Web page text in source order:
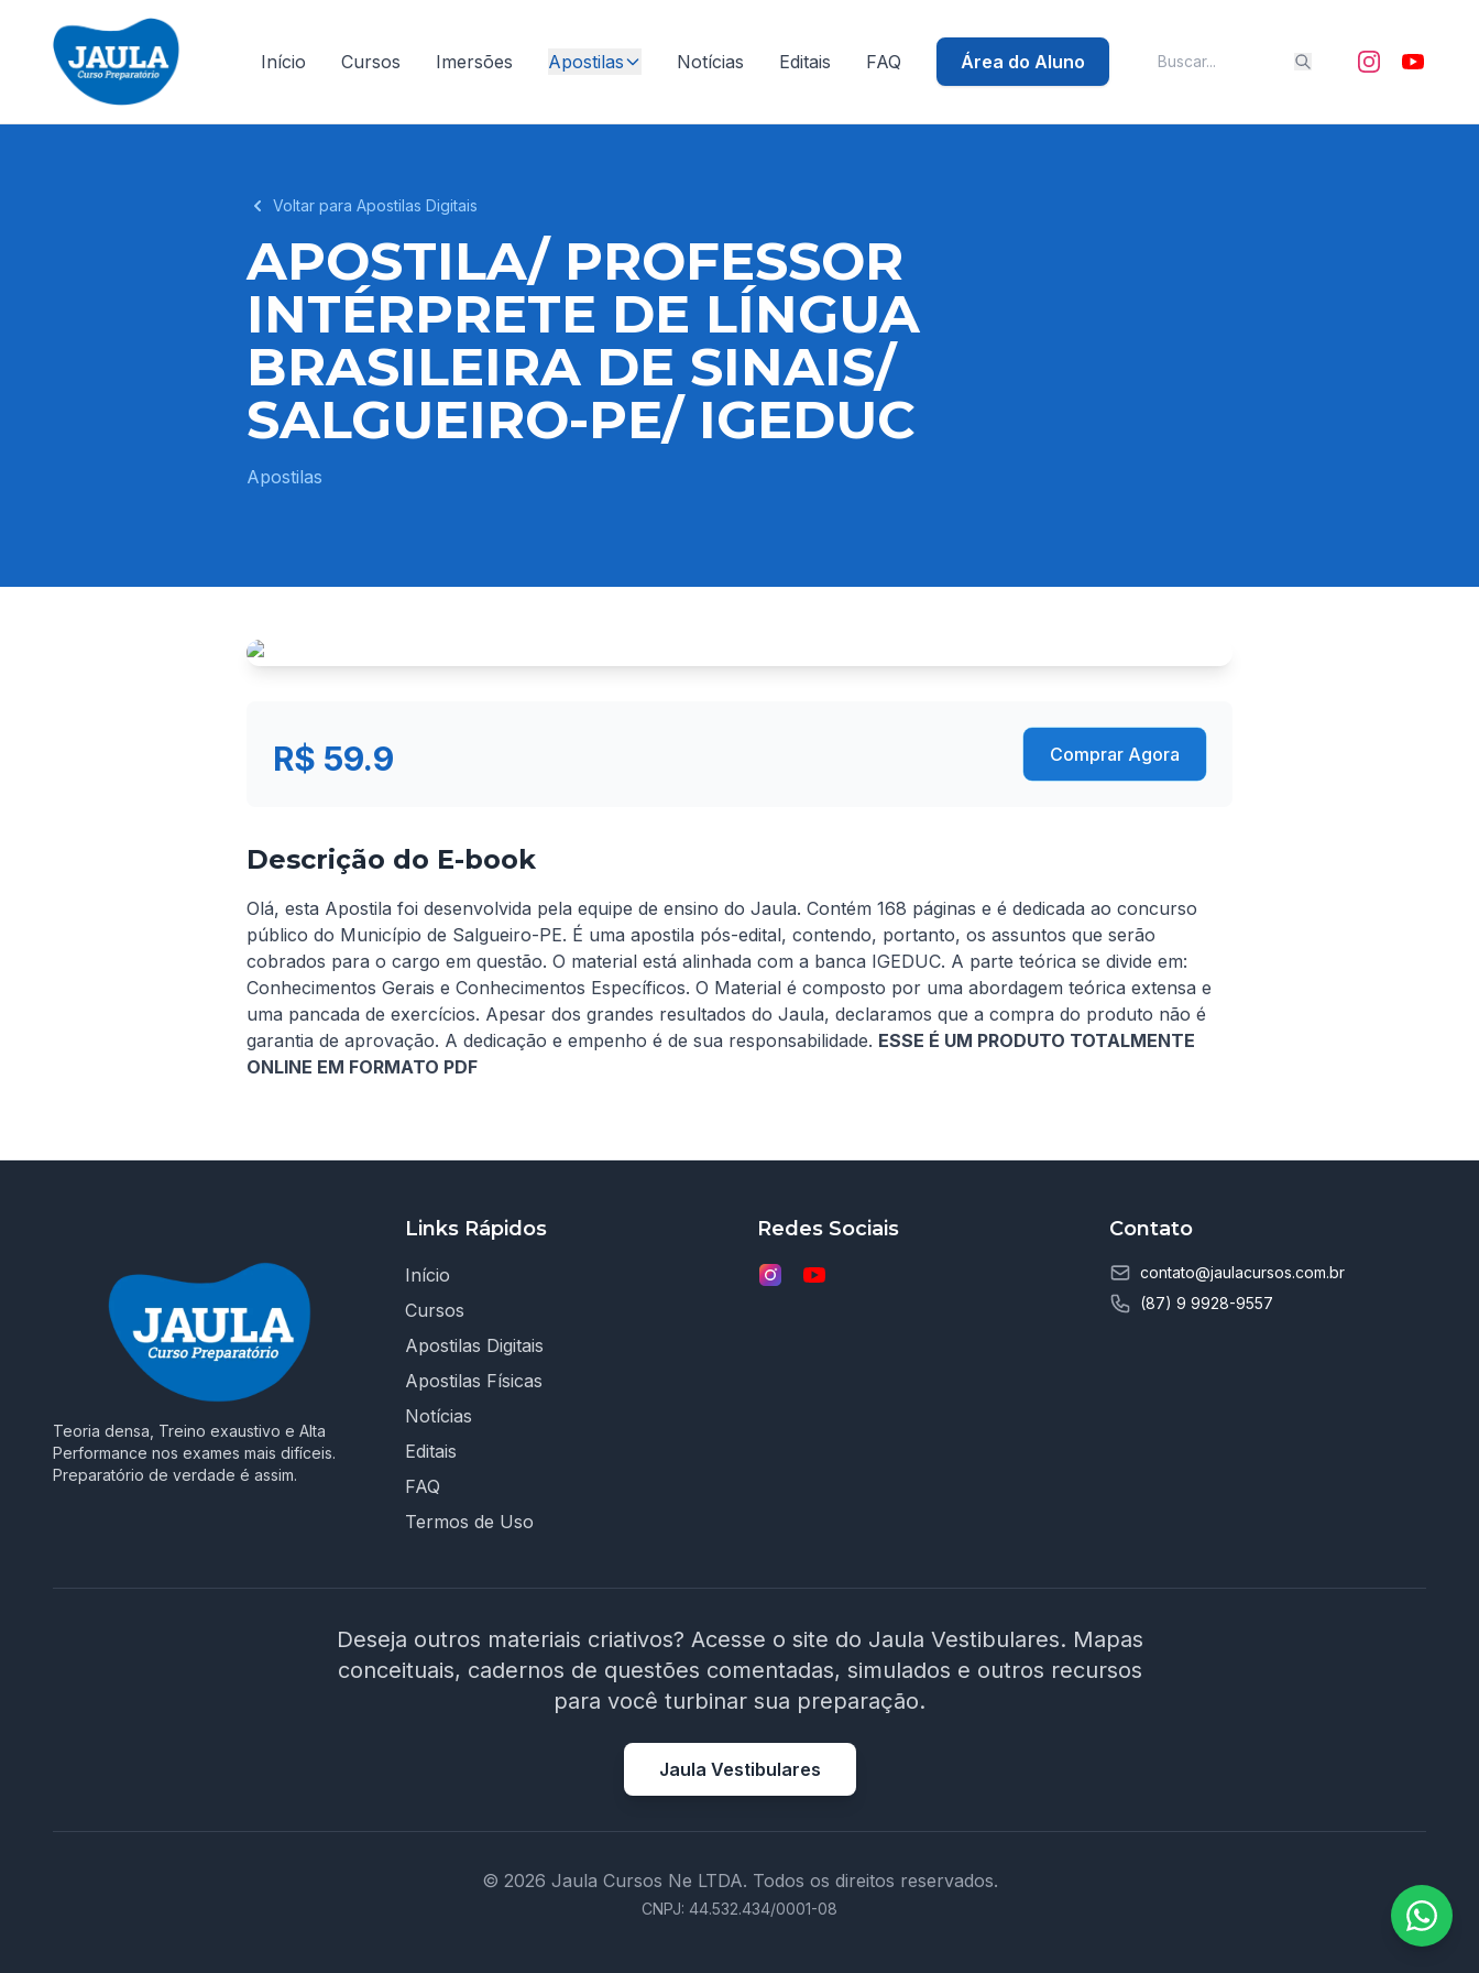
Início Cursos Imersões Apostilas Notícias Editais FAQ Área do Aluno
Voltar para Apostilas Digitais
APOSTILA/ PROFESSOR
INTÉRPRETE DE LÍNGUA
BRASILEIRA DE SINAIS/
SALGUEIRO-PE/ IGEDUC
Apostilas
R$ 59.9 Comprar Agora
Descrição do E-book
Olá, esta Apostila foi desenvolvida pela equipe de ensino do Jaula. Contém 168 páginas e é dedicada ao concurso
público do Município de Salgueiro-PE. É uma apostila pós-edital, contendo, portanto, os assuntos que serão
cobrados para o cargo em questão. O material está alinhada com a banca IGEDUC. A parte teórica se divide em:
Conhecimentos Gerais e Conhecimentos Específicos. O Material é composto por uma abordagem teórica extensa e
uma pancada de exercícios. Apesar dos grandes resultados do Jaula, declaramos que a compra do produto não é
garantia de aprovação. A dedicação e empenho é de sua responsabilidade. ESSE É UM PRODUTO TOTALMENTE
ONLINE EM FORMATO PDF
Teoria densa, Treino exaustivo e Alta
Performance nos exames mais difíceis.
Preparatório de verdade é assim.
Links Rápidos
Início
Cursos
Apostilas Digitais
Apostilas Físicas
Notícias
Editais
FAQ
Termos de Uso
Redes Sociais Contato
contato@jaulacursos.com.br
(87) 9 9928-9557
Deseja outros materiais criativos? Acesse o site do Jaula Vestibulares. Mapas
conceituais, cadernos de questões comentadas, simulados e outros recursos
para você turbinar sua preparação.
Jaula Vestibulares
© 2026 Jaula Cursos Ne LTDA. Todos os direitos reservados.
CNPJ: 44.532.434/0001-08